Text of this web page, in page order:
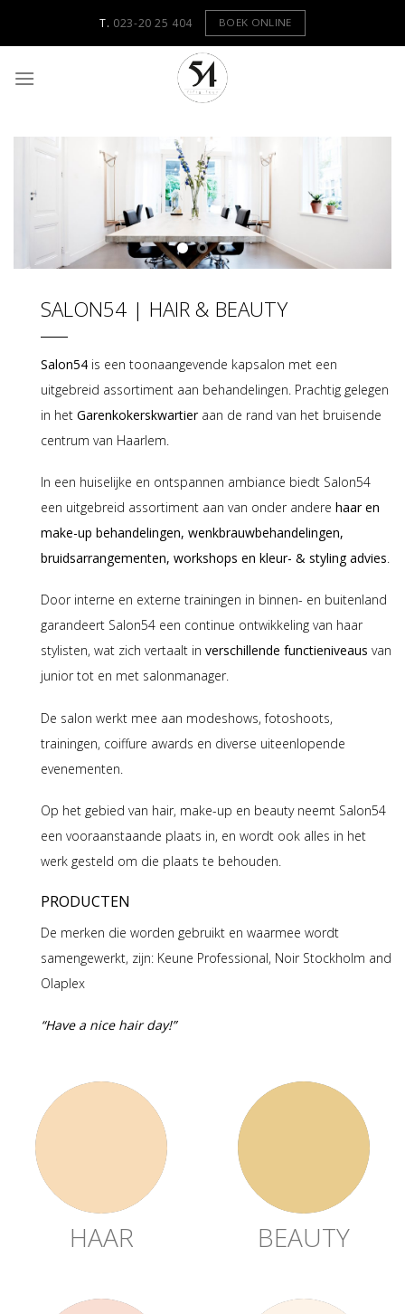
T. 023-20 25 404 BOEK ONLINE
SALON54 | HAIR & BEAUTY
Salon54 is een toonaangevende kapsalon met een
uitgebreid assortiment aan behandelingen. Prachtig gelegen
in het Garenkokerskwartieraan de rand van het bruisende
centrum van Haarlem.
In een huiselijke en ontspannen ambiance biedt Salon54
een uitgebreid assortiment aan van onder andere haar en
make-up behandelingen, wenkbrauwbehandelingen,
bruidsarrangementen, workshops en kleur- & styling advies.
Door interne en externe trainingen in binnen- en buitenland
garandeert Salon54 een continue ontwikkeling van haar
stylisten, wat zich vertaalt in verschillende functieniveaus van
junior tot en met salonmanager.
De salon werkt mee aan modeshows, fotoshoots,
trainingen, coiffure awards en diverse uiteenlopende
evenementen.
Op het gebied van hair, make-up en beauty neemt Salon54
een vooraanstaande plaats in, en wordt ook alles in het
werk gesteld om die plaats te behouden.
PRODUCTEN
De merken die worden gebruikt en waarmee wordt
samengewerkt, zijn: Keune Professional, Noir Stockholm and
Olaplex
“Have a nice hair day!”
HAAR BEAUTY